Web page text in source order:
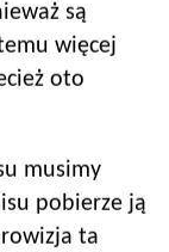
są
więcej
oto
musimy
pobierze ją
ta